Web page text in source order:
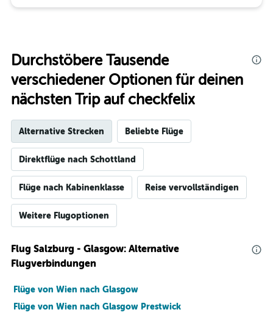
Durchstöbere Tausende
verschiedener Optionen für deinen
nächsten Trip auf checkfelix
Alternative Strecken Beliebte Flüge
Direktflüge nach Schottland
Flüge nach Kabinenklasse Reise vervollständigen
Weitere Flugoptionen
Flug Salzburg - Glasgow: Alternative
Flugverbindungen
Flüge von Wien nach Glasgow
Flüge von Wien nach Glasgow Prestwick